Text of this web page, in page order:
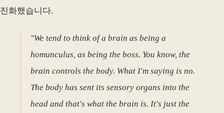
진화했습니다.
"We tend to think of a brain as being a
homunculus, as being the boss. You know, the
brain controls the body. What I'm saying is no.
The body has sent its sensory organs into the
head and that's what the brain is. It's just the